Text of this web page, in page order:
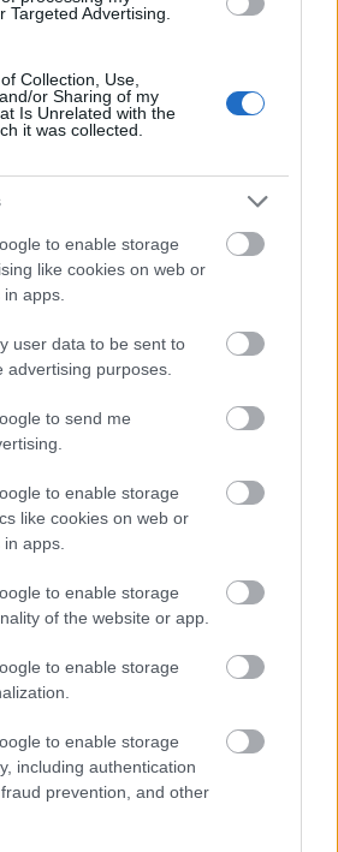
Targeted Advertising.
Collection, Use,
or Sharing of my
Is Unrelated with the
it was collected.
to enable storage
like cookies on web or
apps.
user data to be sent to
advertising purposes.
to send me
to enable storage
like cookies on web or
apps.
to enable storage
of the website or app.
to enable storage
to enable storage
including authentication
prevention, and other
Táncszínház
ötvöző Honvéd Együttes
60. évfordulóját. A
szeptemberében történt
a korábban önálló
működő két hivatásos tánckar
és a Budapest Táncegyüttes